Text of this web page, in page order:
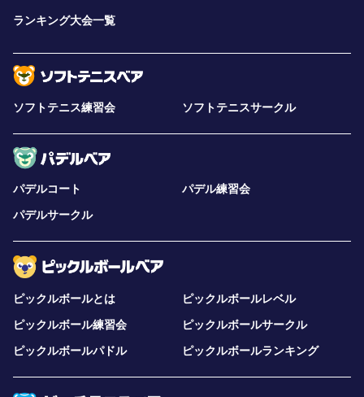
ランキング大会一覧
ソフトテニス練習会 ソフトテニスサークル
パデルコート
パデル練習会
パデルサークル
ピックルボールとは
ピックルボールレベル
ピックルボール練習会
ピックルボールサークル
ピックルボールパドル
ピックルボールランキング